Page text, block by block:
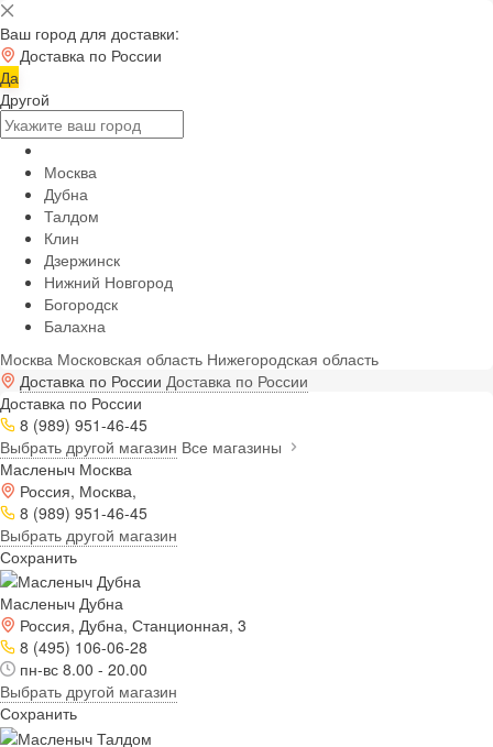
Ваш город для доставки:
Доставка по России
Да
Другой
Москва
Дубна
Талдом
Клин
Дзержинск
Нижний Новгород
Богородск
Балахна
Москва Московская область Нижегородская область
Доставка по России Доставка по России
Доставка по России
8 (989) 951-46-45
Выбрать другой магазин Все магазины
Масленыч Москва
Россия, Москва,
8 (989) 951-46-45
Выбрать другой магазин
Сохранить
Масленыч Дубна
Россия, Дубна, Станционная, 3
8 (495) 106-06-28
пн-вс 8.00 - 20.00
Выбрать другой магазин
Сохранить